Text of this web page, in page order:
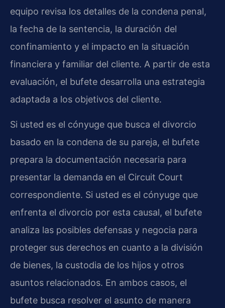
equipo revisa los detalles de la condena penal,
la fecha de la sentencia, la duración del
confinamiento y el impacto en la situación
financiera y familiar del cliente. A partir de esta
evaluación, el bufete desarrolla una estrategia
adaptada a los objetivos del cliente.
Si usted es el cónyuge que busca el divorcio
basado en la condena de su pareja, el bufete
prepara la documentación necesaria para
presentar la demanda en el Circuit Court
correspondiente. Si usted es el cónyuge que
enfrenta el divorcio por esta causal, el bufete
analiza las posibles defensas y negocia para
proteger sus derechos en cuanto a la división
de bienes, la custodia de los hijos y otros
asuntos relacionados. En ambos casos, el
bufete busca resolver el asunto de manera